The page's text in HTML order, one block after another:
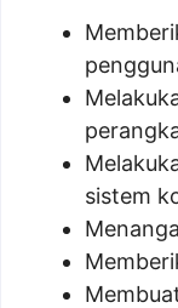
sistem